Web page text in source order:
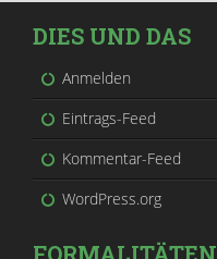
DIES UND DAS
Anmelden
Eintrags-Feed
Kommentar-Feed
WordPress.org